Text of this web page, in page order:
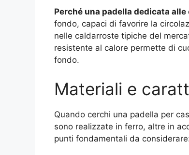
Perché una padella dedicata alle
fondo, capaci di favorire la
nelle caldarroste tipiche del
resistente al calore permette di
fondo.
Materiali e
Quando cerchi una padella per
sono realizzate in ferro, altre in
punti fondamentali da